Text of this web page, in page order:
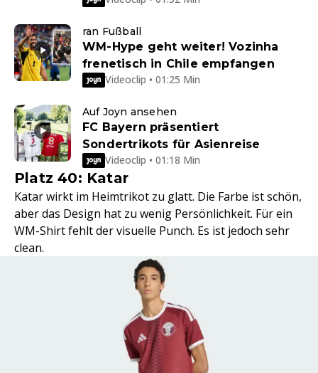
ran Fußball
WM-Hype geht weiter! Vozinha
frenetisch in Chile empfangen
Videoclip • 01:25 Min
Auf Joyn ansehen
FC Bayern präsentiert
Sondertrikots für Asienreise
Videoclip • 01:18 Min
Platz 40: Katar
Katar wirkt im Heimtrikot zu glatt. Die Farbe ist schön,
aber das Design hat zu wenig Persönlichkeit. Für ein
WM-Shirt fehlt der visuelle Punch. Es ist jedoch sehr
clean.